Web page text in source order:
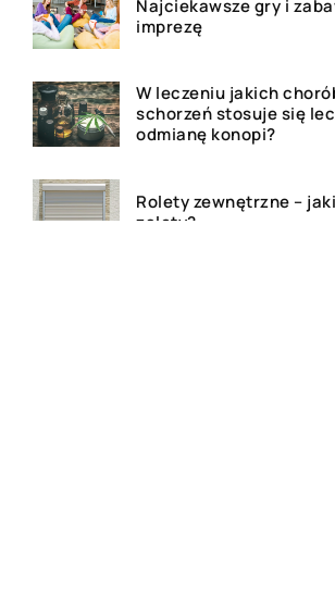
Najciekawsze gry i
imprezę
W leczeniu jakich
schorzeń stosuje się
odmianę konopi?
Rolety zewnętrzne –
zalety?